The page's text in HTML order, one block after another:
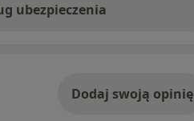
ubezpieczenia
Dodaj swoją opinię